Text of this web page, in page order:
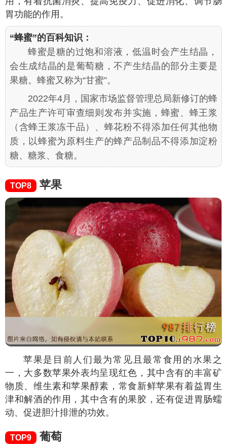
胃功能的作用。
“蜂蜜”的百科知识：
蜂蜜是糖的过饱和溶液，低温时会产生结晶，
会生成结晶的是葡萄糖，不产生结晶的部分主要是
果糖。蜂蜜又称为“甘蜜”。
2022年4月，国家市场监督管理总局新修订的蜂
产品生产许可审查细则发布并实施，蜂蜜、蜂王浆
（含蜂王浆冻干品）、蜂花粉不得添加任何其他物
质，以蜂蜜为原料生产的蜂产品制品不得添加淀粉
糖、糖浆、食糖。
TOP8 苹果
苹果是目前人们最为常见且最常食用的水果之
一，大多数苹果外表均呈现红色，其中含有的丰富矿
物质、维生素和苹果醇素，常食新鲜苹果有着益胃生
津和解酒的作用，其中含有的果胶，还有促进胃肠蠕
动、促进胆汁排泄的功效。
TOP9 葡萄